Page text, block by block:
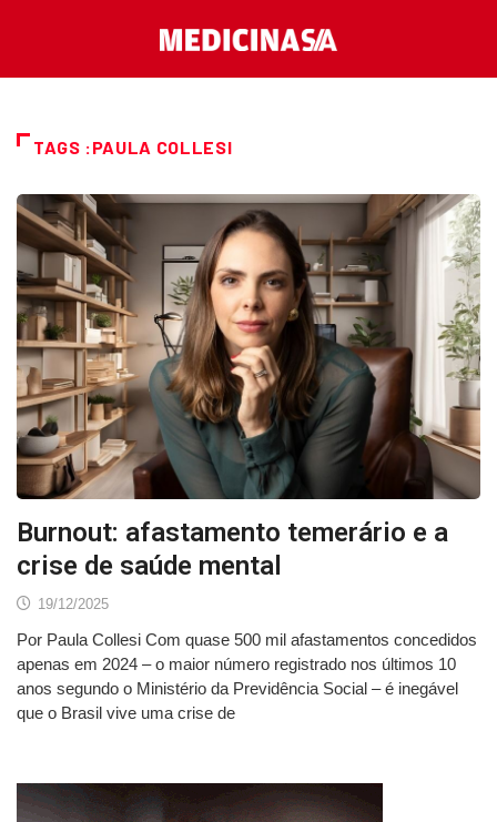
TAGS :PAULA COLLESI
Burnout: afastamento temerário e a
crise de saúde mental
19/12/2025
Por Paula Collesi Com quase 500 mil afastamentos concedidos
apenas em 2024 – o maior número registrado nos últimos 10
anos segundo o Ministério da Previdência Social – é inegável
que o Brasil vive uma crise de